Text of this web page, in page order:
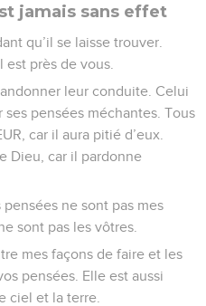
jamais sans effet
qu’il se laisse trouver.
est près de vous.
leur conduite. Celui
pensées méchantes. Tous
car il aura pitié d’eux.
Dieu, car il pardonne
pensées ne sont pas mes
sont pas les vôtres.
mes façons de faire et les
pensées. Elle est aussi
ciel et la terre.